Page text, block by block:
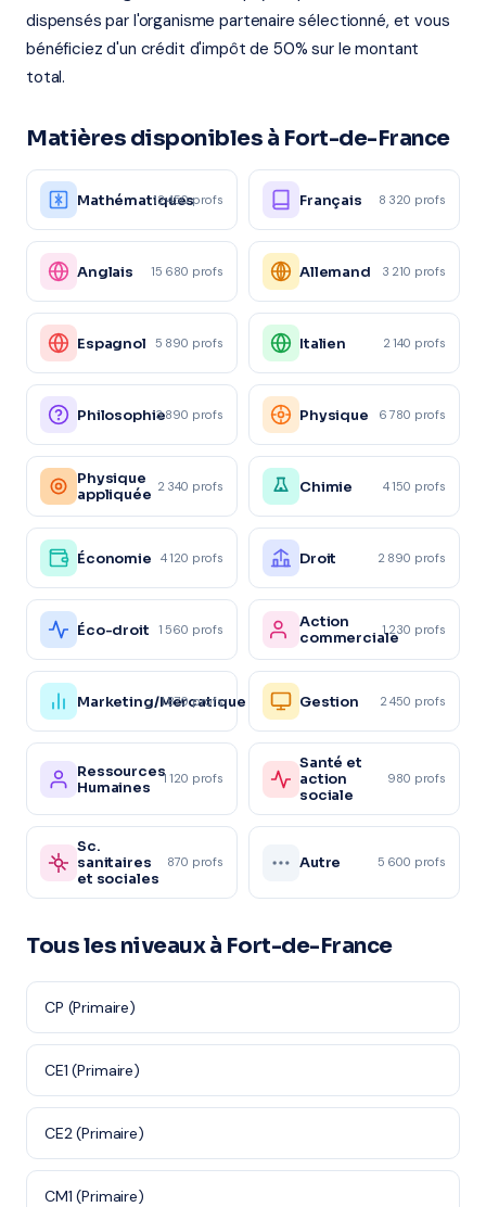
dispensés par l'organisme partenaire sélectionné, et vous
bénéficiez d'un crédit d'impôt de 50% sur le montant
total.
Matières disponibles à Fort-de-France
Mathématiques
12 450 profs Français 8 320 profs
Anglais 15 680 profs Allemand 3 210 profs
Espagnol 5 890 profs Italien 2 140 profs
Philosophie3 890 profs Physique 6 780 profs
Physique
appliquée 2 340 profs Chimie 4 150 profs
Économie 4 120 profs Droit 2 890 profs
Éco-droit 1 560 profs
Action
commerciale1 230 profs
Marketing/Mercatique
1 870 profs Gestion 2 450 profs
Ressources
Humaines
1 120 profs
Santé et
action
sociale
980 profs
Sc.
sanitaires
et sociales
870 profs Autre 5 600 profs
Tous les niveaux à Fort-de-France
CP (Primaire)
CE1 (Primaire)
CE2 (Primaire)
CM1 (Primaire)